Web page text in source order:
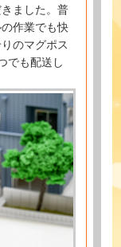
ました。普
作業でも快
のマグポス
でも配送し